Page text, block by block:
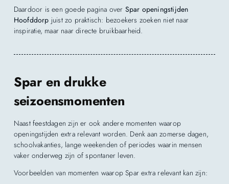
Daardoor is een goede pagina over Spar openingstijden
Hoofddorp juist zo praktisch: bezoekers zoeken niet naar
inspiratie, maar naar directe bruikbaarheid.
Spar en drukke
seizoensmomenten
Naast feestdagen zijn er ook andere momenten waarop
openingstijden extra relevant worden. Denk aan zomerse dagen,
schoolvakanties, lange weekenden of periodes waarin mensen
vaker onderweg zijn of spontaner leven.
Voorbeelden van momenten waarop Spar extra relevant kan zijn: